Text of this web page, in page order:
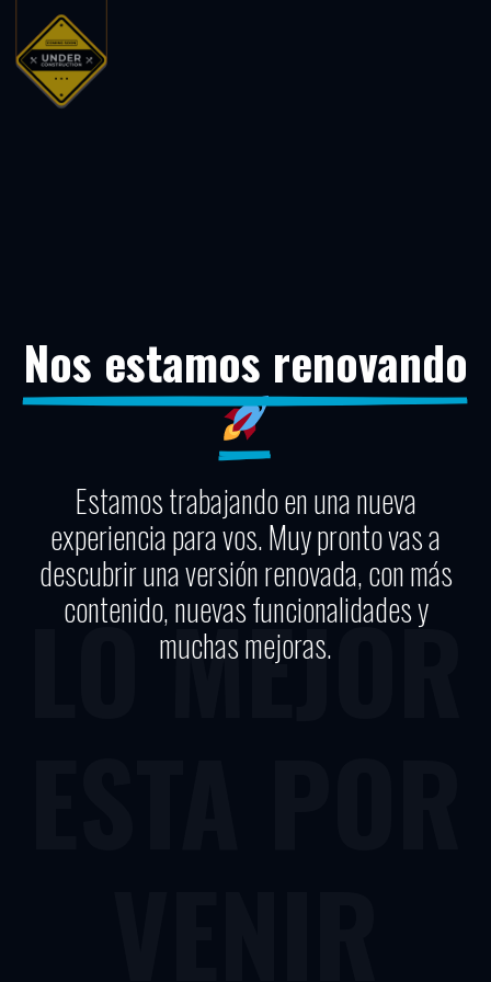
Nos estamos renovando
Estamos trabajando en una nueva
experiencia para vos. Muy pronto vas a
descubrir una versión renovada, con más
contenido, nuevas funcionalidades y
muchas mejoras.
LO MEJOR